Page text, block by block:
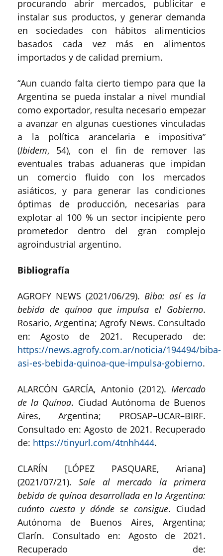
procurando abrir mercados, publicitar e
instalar sus productos, y generar demanda
en sociedades con hábitos alimenticios
basados cada vez más en alimentos
importados y de calidad premium.
“Aun cuando falta cierto tiempo para que la
Argentina se pueda instalar a nivel mundial
como exportador, resulta necesario empezar
a avanzar en algunas cuestiones vinculadas
a la política arancelaria e impositiva”
(Ibidem, 54), con el fin de remover las
eventuales trabas aduaneras que impidan
un comercio fluido con los mercados
asiáticos, y para generar las condiciones
óptimas de producción, necesarias para
explotar al 100 % un sector incipiente pero
prometedor dentro del gran complejo
agroindustrial argentino.
Bibliografía
AGROFY NEWS (2021/06/29). Biba: así es la
bebida de quínoa que impulsa el Gobierno.
Rosario, Argentina; Agrofy News. Consultado
en: Agosto de 2021. Recuperado de:
https://news.agrofy.com.ar/noticia/194494/biba-
asi-es-bebida-quinoa-que-impulsa-gobierno.
ALARCÓN GARCÍA, Antonio (2012). Mercado
de la Quínoa. Ciudad Autónoma de Buenos
Aires, Argentina; PROSAP–UCAR–BIRF.
Consultado en: Agosto de 2021. Recuperado
de: https://tinyurl.com/4tnhh444.
CLARÍN [LÓPEZ PASQUARE, Ariana]
(2021/07/21).Sale al mercado la primera
bebida de quínoa desarrollada en la Argentina:
cuánto cuesta y dónde se consigue. Ciudad
Autónoma de Buenos Aires, Argentina;
Clarín. Consultado en: Agosto de 2021.
Recuperado de: